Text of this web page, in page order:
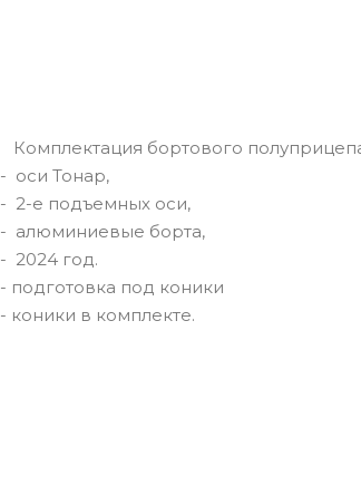
Комплектация бортового
- оси Тонар,
- 2-е подъемных оси,
- алюминиевые борта,
- 2024 год.
- подготовка под коники
- коники в комплекте.